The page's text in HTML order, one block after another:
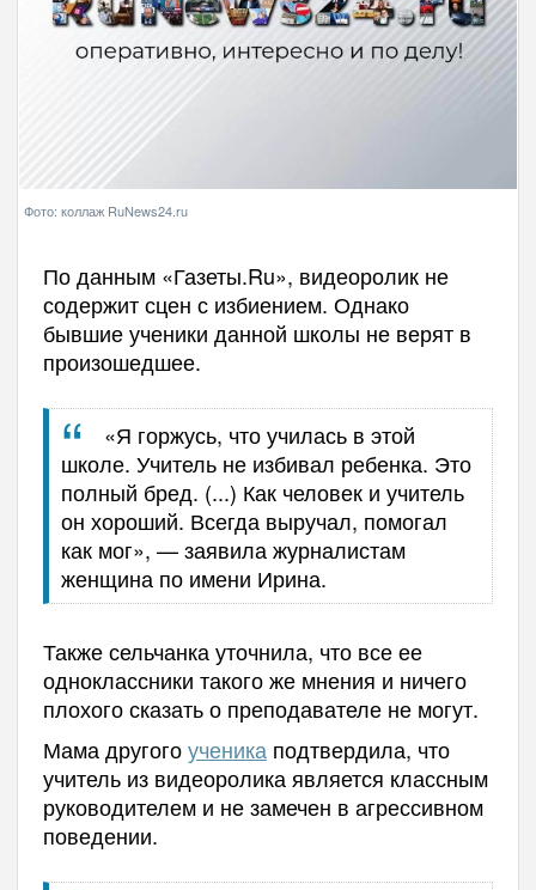
Фото: коллаж RuNews24.ru
По данным «Газеты.Ru», видеоролик не
содержит сцен с избиением. Однако
бывшие ученики данной школы не верят в
произошедшее.
«Я горжусь, что училась в этой
школе. Учитель не избивал ребенка. Это
полный бред. (...) Как человек и учитель
он хороший. Всегда выручал, помогал
как мог», — заявила журналистам
женщина по имени Ирина.
Также сельчанка уточнила, что все ее
одноклассники такого же мнения и ничего
плохого сказать о преподавателе не могут.
Мама другогоученика подтвердила, что
учитель из видеоролика является классным
руководителем и не замечен в агрессивном
поведении.